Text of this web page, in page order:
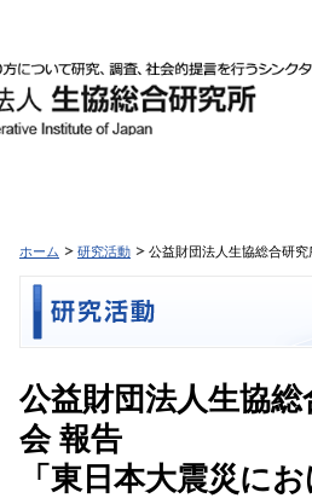
ホーム 研究活動 公益財団法人生協総合研
公益財団法人生協
会 報告
「東日本大震災に